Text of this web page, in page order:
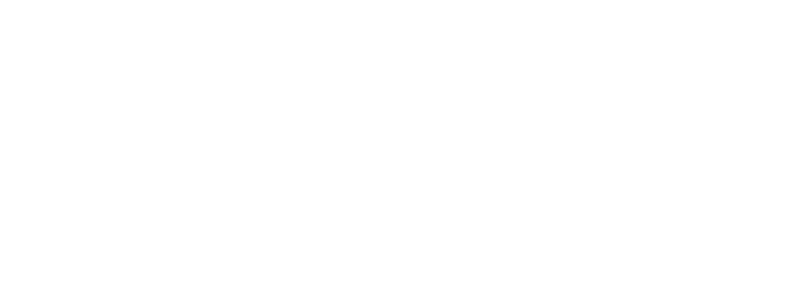
den japanska
kan man se en
du NN07 kan du vara
om det gäller ett par
en stilig nn07 skjorta
du kommer ha
men de är också
byxor och nn07 jeans,
också neutrala svarta
för, är den perfekta
chinos med
chinos utifrån ett par
som bara blir